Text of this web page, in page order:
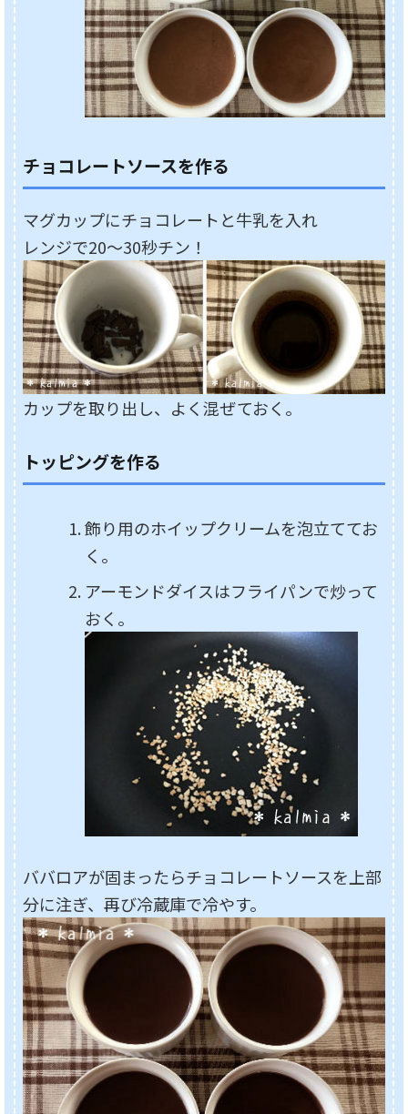
チョコレートソースを作る
マグカップにチョコレートと牛乳を入れ
レンジで20～30秒チン！
カップを取り出し、よく混ぜておく。
トッピングを作る
飾り用のホイップクリームを泡立ててお
く。
アーモンドダイスはフライパンで炒って
おく。
ババロアが固まったらチョコレートソースを上部
分に注ぎ、再び冷蔵庫で冷やす。